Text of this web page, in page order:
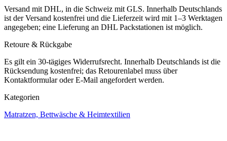
Versand mit DHL, in die Schweiz mit GLS. Innerhalb Deutschlands
ist der Versand kostenfrei und die Lieferzeit wird mit 1–3 Werktagen
angegeben; eine Lieferung an DHL Packstationen ist möglich.
Retoure & Rückgabe
Es gilt ein 30-tägiges Widerrufsrecht. Innerhalb Deutschlands ist die
Rücksendung kostenfrei; das Retourenlabel muss über
Kontaktformular oder E-Mail angefordert werden.
Kategorien
Matratzen, Bettwäsche & Heimtextilien